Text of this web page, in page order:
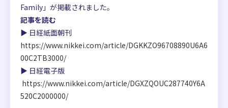
Family」が掲載されました。
記事を読む
▶ 日経紙面朝刊
https://www.nikkei.com/article/DGKKZO96708890U6A6
00C2TB3000/
▶ 日経電子版
https://www.nikkei.com/article/DGXZQOUC287740Y6A
520C2000000/